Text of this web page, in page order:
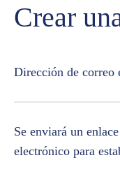
Crear
Dirección de correo
Se enviará un
electrónico para